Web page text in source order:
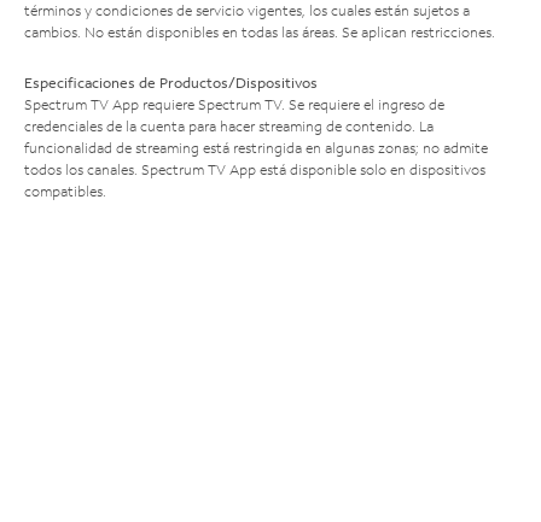
términos y condiciones de servicio vigentes, los cuales están sujetos a
cambios. No están disponibles en todas las áreas. Se aplican restricciones.
Especificaciones de Productos/Dispositivos
Spectrum TV App requiere Spectrum TV. Se requiere el ingreso de
credenciales de la cuenta para hacer streaming de contenido. La
funcionalidad de streaming está restringida en algunas zonas; no admite
todos los canales. Spectrum TV App está disponible solo en dispositivos
compatibles.